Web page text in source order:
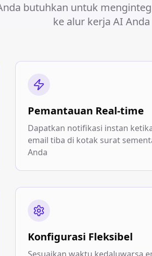
butuhkan untuk
ke alur kerja AI Anda
Pemantauan Real-time
Dapatkan notifikasi instan
email tiba di kotak surat
Anda
Konfigurasi Fleksibel